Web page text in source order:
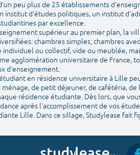
peu plus de 25 établissements
institut d'études politiques, un institut
par excellence.
supérieur au premier plan, la
chambres simples; chambres
ou collectif, vide ou meublée,
agglomération universitaire de France,
d'enseignement.
en résidence universitaire à Lille
ménage, de petit déjeuner, de cafétéria,
résidence étudiante. Dès lors, que
après l'accomplissement de vos
Lille. Dans ce sillage, Studylease fait